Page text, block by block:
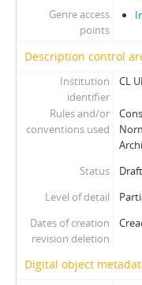
Genre access
points
Description control
Institution
identifier
CL
Rules and/or
conventions used
Status
Draft
Level of detail
Dates of creation
revision deletion
Digital object